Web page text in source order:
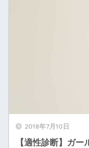
2018年7月10日
【適性診断】ガ